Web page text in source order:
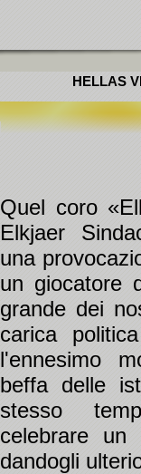
HELLAS
Quel coro
Elkjaer
una
un giocatore
grande dei
carica
l'ennesimo
beffa delle
stesso
celebrare un
dandogli